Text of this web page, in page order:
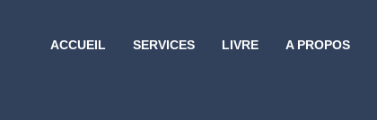
ACCUEIL SERVICES LIVRE A PROPOS